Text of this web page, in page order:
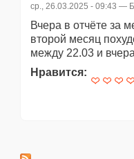
ср., 26.03.2025 - 09:43 —
Вчера в отчёте за
второй месяц
между 22.03 и
Нравится:
Страницы